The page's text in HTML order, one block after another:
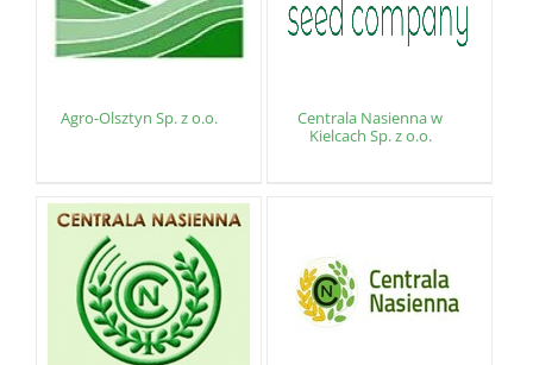
Agro-Olsztyn Sp. z o.o.
Centrala Nasienna w
Kielcach Sp. z o.o.